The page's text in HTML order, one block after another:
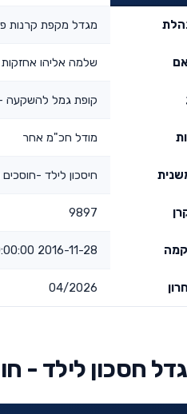
מגדל מקפת קרנות
שלמה אליהו
קופת גמל להשקעה -
מודל חכ"מ אחר
חיסכון לילד -חוסכים
9897
2016-11-28 00:00:00
04/2026
חסכון לילד -